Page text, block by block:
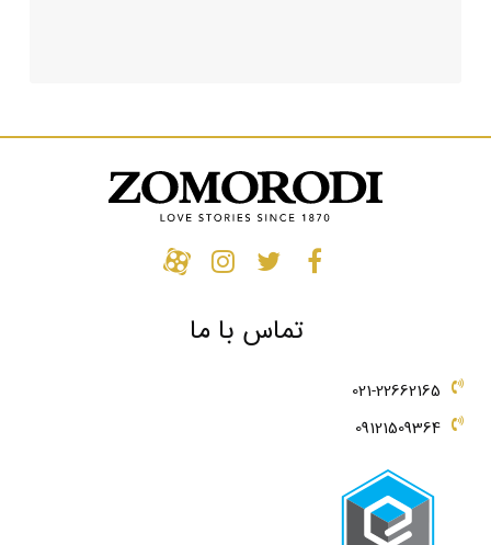
تماس با ما
021-22662165
09121509364